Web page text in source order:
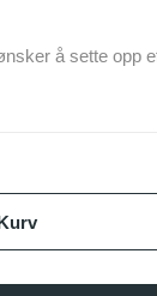
å sette opp